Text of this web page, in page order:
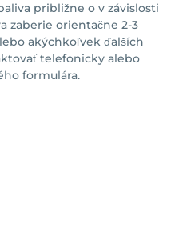
približne o v závislosti
zaberie orientačne 2-3
akýchkoľvek ďalších
telefonicky alebo
formulára.